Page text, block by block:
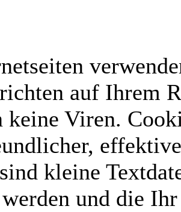
auf Ihrem
keine Viren.
kleine
und die